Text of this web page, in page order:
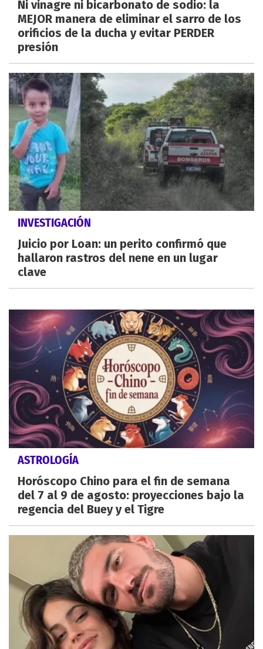
Ni vinagre ni bicarbonato de sodio: la
MEJOR manera de eliminar el sarro de los
orificios de la ducha y evitar PERDER
presión
INVESTIGACIÓN
Juicio por Loan: un perito confirmó que
hallaron rastros del nene en un lugar
clave
ASTROLOGÍA
Horóscopo Chino para el fin de semana
del 7 al 9 de agosto: proyecciones bajo la
regencia del Buey y el Tigre